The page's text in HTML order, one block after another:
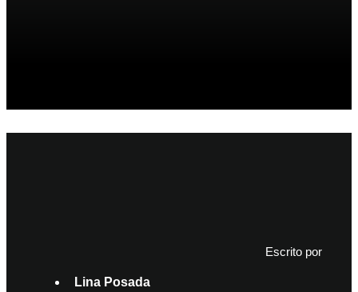
Escrito por
Lina Posada